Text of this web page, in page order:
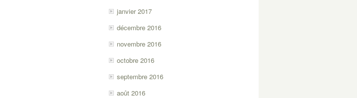
janvier 2017
décembre 2016
novembre 2016
octobre 2016
septembre 2016
août 2016